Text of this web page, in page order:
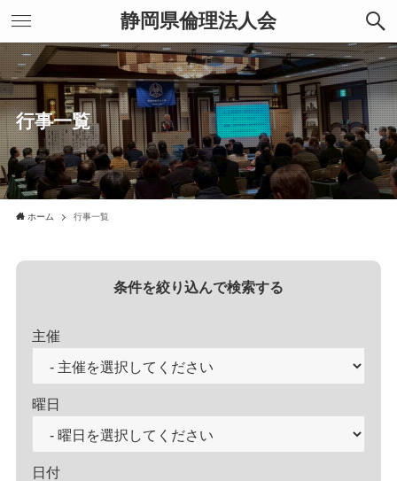
静岡県倫理法人会
行事一覧
ホーム 行事一覧
条件を絞り込んで検索する
主催
曜日
日付